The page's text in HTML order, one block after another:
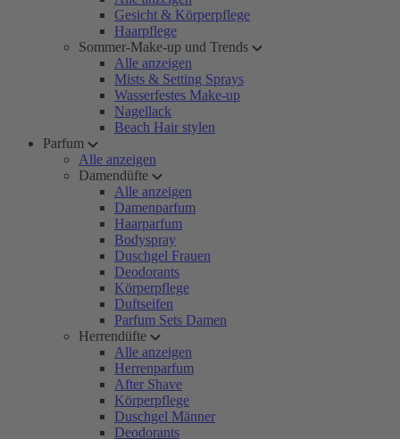
Gesicht & Körperpflege
Haarpflege
Sommer-Make-up und Trends
Alle anzeigen
Mists & Setting Sprays
Wasserfestes Make-up
Nagellack
Beach Hair stylen
Parfum
Alle anzeigen
Damendüfte
Alle anzeigen
Damenparfum
Haarparfum
Bodyspray
Duschgel Frauen
Deodorants
Körperpflege
Duftseifen
Parfum Sets Damen
Herrendüfte
Alle anzeigen
Herrenparfum
After Shave
Körperpflege
Duschgel Männer
Deodorants